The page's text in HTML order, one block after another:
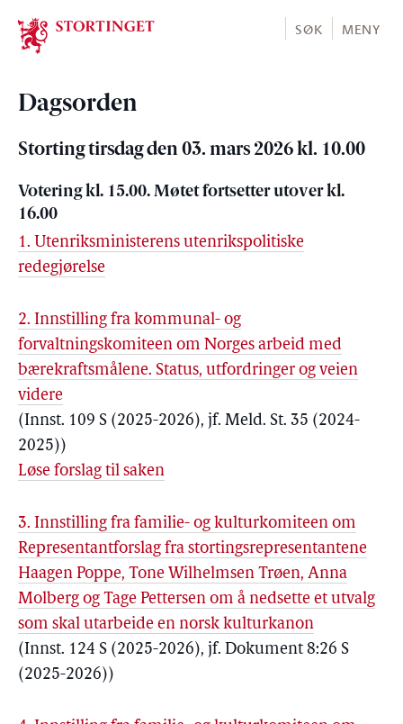
Stortinget.no
SØK MENY
Dagsorden
Storting tirsdag den 03. mars 2026 kl. 10.00
Votering kl. 15.00. Møtet fortsetter utover kl.
16.00
1. Utenriksministerens utenrikspolitiske
redegjørelse
2. Innstilling fra kommunal- og
forvaltningskomiteen om Norges arbeid med
bærekraftsmålene. Status, utfordringer og veien
videre
(Innst. 109 S (2025-2026), jf. Meld. St. 35 (2024-
2025))
Løse forslag til saken
3. Innstilling fra familie- og kulturkomiteen om
Representantforslag fra stortingsrepresentantene
Haagen Poppe, Tone Wilhelmsen Trøen, Anna
Molberg og Tage Pettersen om å nedsette et utvalg
som skal utarbeide en norsk kulturkanon
(Innst. 124 S (2025-2026), jf. Dokument 8:26 S
(2025-2026))